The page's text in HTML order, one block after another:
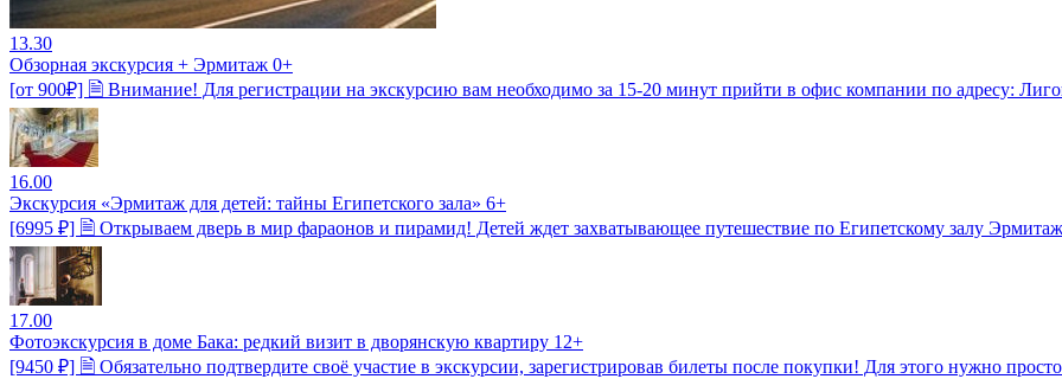
13.30
Обзорная экскурсия + Эрмитаж 0+
[от 900₽] 🗎 Внимание! Для регистрации на экскурсию вам необходимо за 15-20 минут прийти в офис компании по адресу:
16.00
Экскурсия «Эрмитаж для детей: тайны Египетского зала» 6+
[6995 ₽] 🗎 Открываем дверь в мир фараонов и пирамид! Детей ждет захватывающее путешествие по Египетскому залу
17.00
Фотоэкскурсия в доме Бака: редкий визит в дворянскую квартиру 12+
[9450 ₽] 🗎 Обязательно подтвердите своё участие в экскурсии, зарегистрировав билеты после покупки! Для этого нужно